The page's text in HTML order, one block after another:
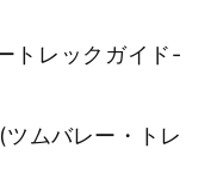
トレックガイド-
ムバレー・トレ